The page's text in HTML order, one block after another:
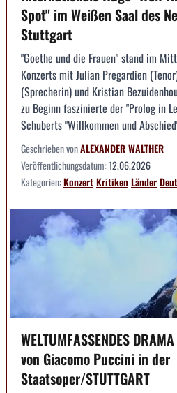
Spot" im Weißen Saal des
Stuttgart
"Goethe und die Frauen" stand im
Konzerts mit Julian Pregardien
(Sprecherin) und Kristian
zu Beginn faszinierte der "Prolog in
Schuberts "Willkommen und
Geschrieben vonALEXANDER WALTHER
Veröffentlichungsdatum:12.06.2026
Kategorien:KonzertKritikenLänder
WELTUMFASSENDES
von Giacomo Puccini in der
Staatsoper/STUTTGART